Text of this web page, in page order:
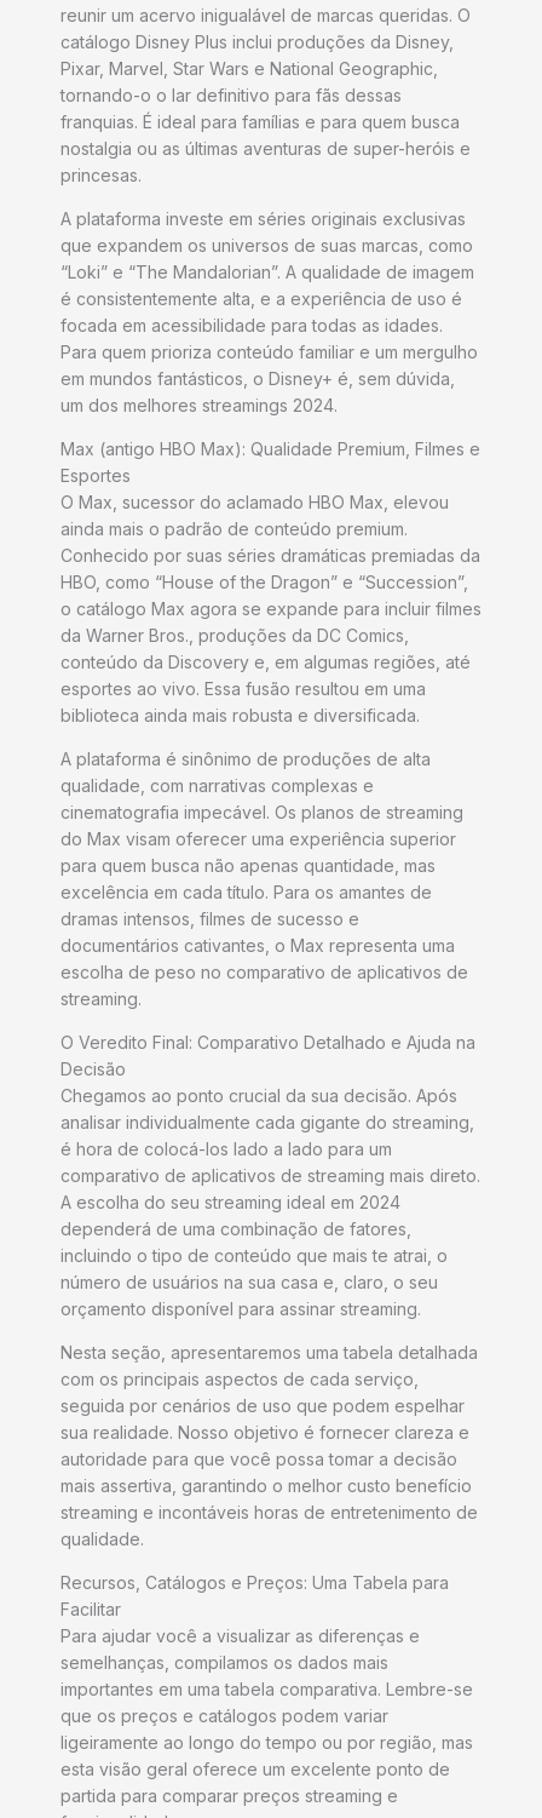
reunir um acervo inigualável de marcas queridas. O
catálogo Disney Plus inclui produções da Disney,
Pixar, Marvel, Star Wars e National Geographic,
tornando-o o lar definitivo para fãs dessas
franquias. É ideal para famílias e para quem busca
nostalgia ou as últimas aventuras de super-heróis e
princesas.
A plataforma investe em séries originais exclusivas
que expandem os universos de suas marcas, como
“Loki” e “The Mandalorian”. A qualidade de imagem
é consistentemente alta, e a experiência de uso é
focada em acessibilidade para todas as idades.
Para quem prioriza conteúdo familiar e um mergulho
em mundos fantásticos, o Disney+ é, sem dúvida,
um dos melhores streamings 2024.
Max (antigo HBO Max): Qualidade Premium, Filmes e
Esportes
O Max, sucessor do aclamado HBO Max, elevou
ainda mais o padrão de conteúdo premium.
Conhecido por suas séries dramáticas premiadas da
HBO, como “House of the Dragon” e “Succession”,
o catálogo Max agora se expande para incluir filmes
da Warner Bros., produções da DC Comics,
conteúdo da Discovery e, em algumas regiões, até
esportes ao vivo. Essa fusão resultou em uma
biblioteca ainda mais robusta e diversificada.
A plataforma é sinônimo de produções de alta
qualidade, com narrativas complexas e
cinematografia impecável. Os planos de streaming
do Max visam oferecer uma experiência superior
para quem busca não apenas quantidade, mas
excelência em cada título. Para os amantes de
dramas intensos, filmes de sucesso e
documentários cativantes, o Max representa uma
escolha de peso no comparativo de aplicativos de
streaming.
O Veredito Final: Comparativo Detalhado e Ajuda na
Decisão
Chegamos ao ponto crucial da sua decisão. Após
analisar individualmente cada gigante do streaming,
é hora de colocá-los lado a lado para um
comparativo de aplicativos de streaming mais direto.
A escolha do seu streaming ideal em 2024
dependerá de uma combinação de fatores,
incluindo o tipo de conteúdo que mais te atrai, o
número de usuários na sua casa e, claro, o seu
orçamento disponível para assinar streaming.
Nesta seção, apresentaremos uma tabela detalhada
com os principais aspectos de cada serviço,
seguida por cenários de uso que podem espelhar
sua realidade. Nosso objetivo é fornecer clareza e
autoridade para que você possa tomar a decisão
mais assertiva, garantindo o melhor custo benefício
streaming e incontáveis horas de entretenimento de
qualidade.
Recursos, Catálogos e Preços: Uma Tabela para
Facilitar
Para ajudar você a visualizar as diferenças e
semelhanças, compilamos os dados mais
importantes em uma tabela comparativa. Lembre-se
que os preços e catálogos podem variar
ligeiramente ao longo do tempo ou por região, mas
esta visão geral oferece um excelente ponto de
partida para comparar preços streaming e